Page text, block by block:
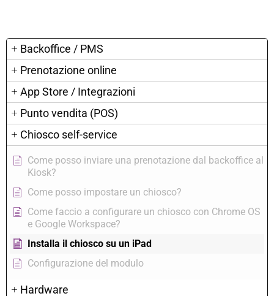
Backoffice / PMS
Prenotazione online
App Store / Integrazioni
Punto vendita (POS)
Chiosco self-service
Come posso inviare una prenotazione dal backoffice al
Kiosk?
Come posso impostare un chiosco?
Come faccio a configurare un chiosco con Chrome OS
e Google Workspace?
Installa il chiosco su un iPad
Configurazione del modulo
Hardware